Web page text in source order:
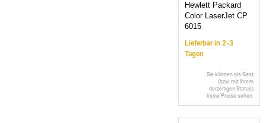
Hewlett Packard
Color LaserJet CP
6015
Lieferbar in 2-3
Tagen
Sie können als Gast
(bzw. mit Ihrem
derzeitigen Status)
keine Preise sehen.